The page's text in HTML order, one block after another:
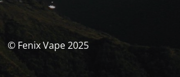
© Fenix Vape 2025